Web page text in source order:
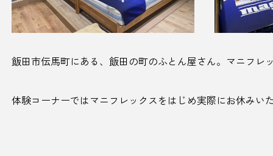
飯田市伝馬町にある、飯田の町のふとん屋さん。マニフ
体験コーナーではマニフレックスをはじめ実際にお休み